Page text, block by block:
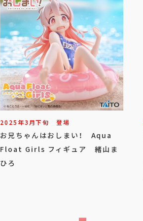
2025年3月下旬 登場
お兄ちゃんはおしまい！ Aqua
Float Girls フィギュア 緒山ま
ひろ